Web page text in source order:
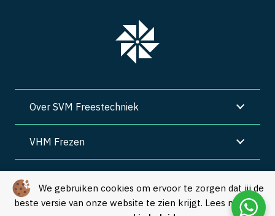
We gebruiken cookies om ervoor te zorgen dat jij de
beste versie van onze website te zien krijgt. Lees meer in
Over SVM Freestechniek
VHM Frezen
Algemene voorwaarden | Privacy